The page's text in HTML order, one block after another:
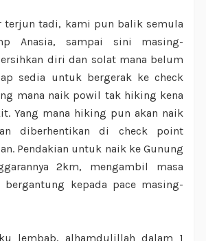
terjun tadi, kami pun balik semula
Anasia, sampai sini masing-
diri dan solat mana belum
sedia untuk bergerak ke check
mana naik powil tak hiking kena
Yang mana hiking pun akan naik
diberhentikan di check point
Pendakian untuk naik ke Gunung
2km, mengambil masa
kepada pace masing-
lembab, alhamdulillah dalam 1